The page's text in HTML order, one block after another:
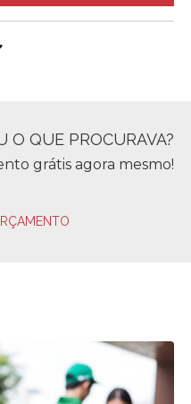
O QUE PROCURAVA?
grátis agora mesmo!